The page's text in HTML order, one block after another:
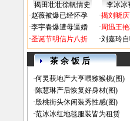
揭田壮壮徐帆情史 李冰冰
·赵薇被爆已经怀孕
·李宇春爆遭母逼婚
·圣诞节明信片八折
·揭刘晓
·周迅王
·刘嘉玲
茶 余 饭 后
·何炅获地产大亨喂猕猴桃(图)
·陈慧琳产后恢复好身材(图)
·殷桃街头休闲装秀性感(图)
·范冰冰红地毯服装皆为租赁